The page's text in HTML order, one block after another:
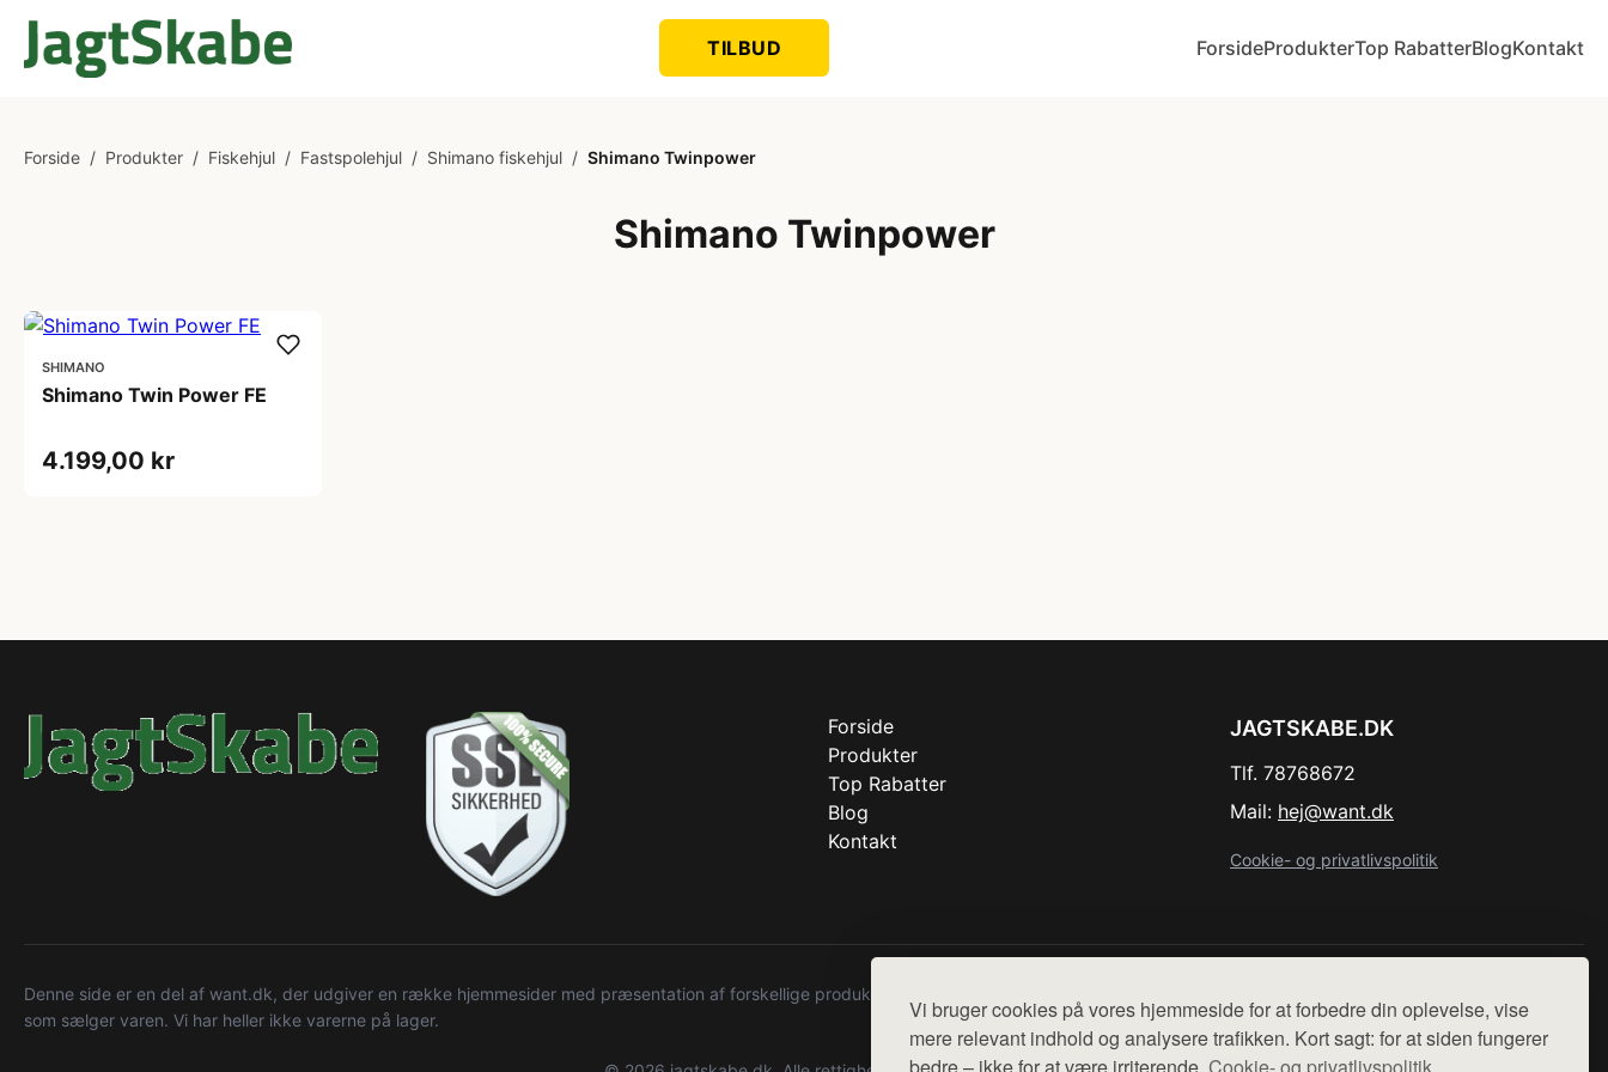
Vi bruger cookies på vores hjemmeside for at forbedre din oplevelse, vise
mere relevant indhold og analysere trafikken. Kort sagt: for at siden fungerer
TILBUD ForsideProdukterTop RabatterBlogKontakt
Forside / Produkter / Fiskehjul / Fastspolehjul / Shimano fiskehjul / Shimano Twinpower
Shimano Twinpower
SHIMANO
Shimano Twin Power FE
4.199,00 kr
Forside
Produkter
Top Rabatter
Blog
Kontakt
JAGTSKABE.DK
Tlf. 78768672
Mail: hej@want.dk
Cookie- og privatlivspolitik
Denne side er en del af want.dk, der udgiver en række hjemmesider med præsentation af forskellige produkter fra diverse webshops. Der sælges ikke varer fra denne side - vi henviser til de shops,
som sælger varen. Vi har heller ikke varerne på lager.